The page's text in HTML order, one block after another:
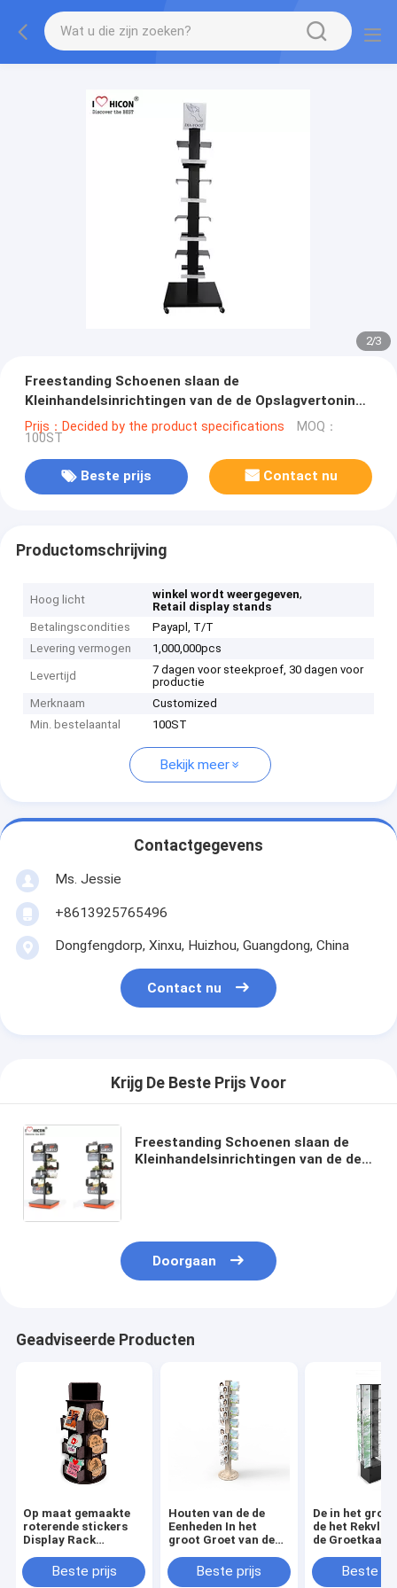
2/3
Freestanding Schoenen slaan de
Kleinhandelsinrichtingen van de de Opslagvertoning
van het Leveringsmetaal op
Prijs：Decided by the product specifications MOQ：
100ST
Beste prijs Contact nu
Productomschrijving
Hoog licht winkel wordt weergegeven,
Retail display stands
Betalingscondities
Payapl, T/T
Levering vermogen
1,000,000pcs
Levertijd
7 dagen voor steekproef, 30 dagen voor
productie
Merknaam
Customized
Min. bestelaantal
100ST
Bekijk meer
Contactgegevens
Ms. Jessie
+8613925765496
Dongfengdorp, Xinxu, Huizhou, Guangdong, China
Contact nu
Krijg De Beste Prijs Voor
Freestanding Schoenen slaan de
Kleinhandelsinrichtingen van de de
Doorgaan
Geadviseerde Producten
Op maat gemaakte
roterende stickers
Display Rack
Acryl Display Stand
Beste prijs
Houten van de de
Eenheden In het
groot Groet van de
Kaarttribune die
voor Verkoop
Beste prijs
De in het
de het
de Groetkaart
Tribune van
Beste